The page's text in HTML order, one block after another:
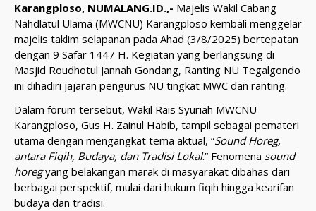
Karangploso, NUMALANG.ID.,- Majelis Wakil Cabang
Nahdlatul Ulama (MWCNU) Karangploso kembali menggelar
majelis taklim selapanan pada Ahad (3/8/2025) bertepatan
dengan 9 Safar 1447 H. Kegiatan yang berlangsung di
Masjid Roudhotul Jannah Gondang, Ranting NU Tegalgondo
ini dihadiri jajaran pengurus NU tingkat MWC dan ranting.
Dalam forum tersebut, Wakil Rais Syuriah MWCNU
Karangploso, Gus H. Zainul Habib, tampil sebagai pemateri
utama dengan mengangkat tema aktual, “Sound Horeg,
antara Fiqih, Budaya, dan Tradisi Lokal.” Fenomena sound
horegyang belakangan marak di masyarakat dibahas dari
berbagai perspektif, mulai dari hukum fiqih hingga kearifan
budaya dan tradisi.